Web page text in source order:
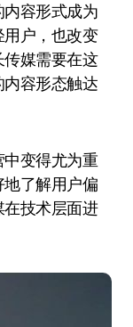
容形式成为
户，也改变
媒需要在这
容形态触达
变得尤为重
了解用户偏
技术层面进